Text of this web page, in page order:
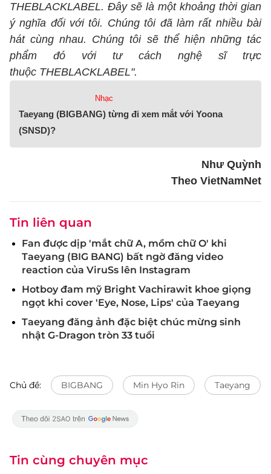
THEBLACKLABEL. Đây sẽ là một khoảng thời gian
ý nghĩa đối với tôi. Chúng tôi đã làm rất nhiều bài
hát cùng nhau. Chúng tôi sẽ thể hiện những tác
phẩm đó với tư cách nghệ sĩ trực
thuộc THEBLACKLABEL".
Nhạc
Taeyang (BIGBANG) từng đi xem mắt với Yoona
(SNSD)?
Như Quỳnh
Theo VietNamNet
Tin liên quan
Fan được dịp 'mắt chữ A, mồm chữ O' khi
Taeyang (BIG BANG) bất ngờ đăng video
reaction của ViruSs lên Instagram
Hotboy đam mỹ Bright Vachirawit khoe giọng
ngọt khi cover 'Eye, Nose, Lips' của Taeyang
Taeyang đăng ảnh đặc biệt chúc mừng sinh
nhật G-Dragon tròn 33 tuổi
Chủ đề: BIGBANG Min Hyo Rin Taeyang
Tin cùng chuyên mục